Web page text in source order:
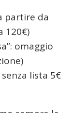
partire da
120€)
omaggio
lista 5€